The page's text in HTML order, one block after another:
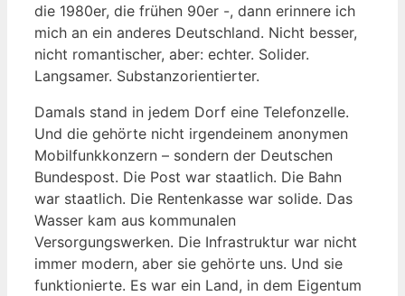
die 1980er, die frühen 90er -, dann erinnere ich
mich an ein anderes Deutschland. Nicht besser,
nicht romantischer, aber: echter. Solider.
Langsamer. Substanzorientierter.
Damals stand in jedem Dorf eine Telefonzelle.
Und die gehörte nicht irgendeinem anonymen
Mobilfunkkonzern – sondern der Deutschen
Bundespost. Die Post war staatlich. Die Bahn
war staatlich. Die Rentenkasse war solide. Das
Wasser kam aus kommunalen
Versorgungswerken. Die Infrastruktur war nicht
immer modern, aber sie gehörte uns. Und sie
funktionierte. Es war ein Land, in dem Eigentum